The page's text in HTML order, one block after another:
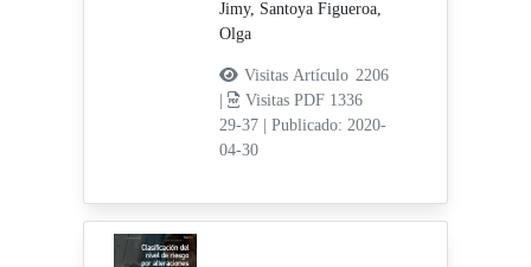
Jimy, Santoya Figueroa,
Olga
Visitas Artículo 2206
Visitas PDF 1336
29-37
Publicado: 2020-
04-30